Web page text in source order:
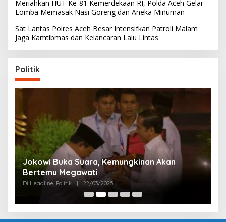
Meriahkan HUT Ke-81 Kemerdekaan RI, Polda Aceh Gelar
Lomba Memasak Nasi Goreng dan Aneka Minuman
Sat Lantas Polres Aceh Besar Intensifkan Patroli Malam
Jaga Kamtibmas dan Kelancaran Lalu Lintas
Politik
Partai Perjuangan Aceh Bangun Peran
Perempuan di Parlemen Aceh
Di Politik | 12/03/2025